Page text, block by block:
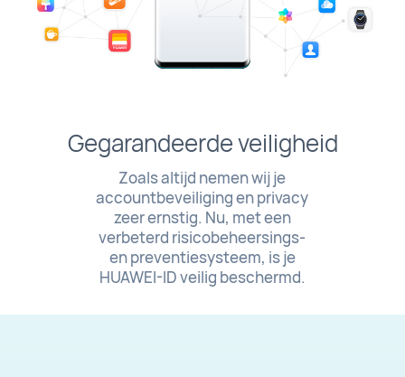
Gegarandeerde veiligheid
Zoals altijd nemen wij je
accountbeveiliging en privacy
zeer ernstig. Nu, met een
verbeterd risicobeheersings-
en preventiesysteem, is je
HUAWEI-ID veilig beschermd.